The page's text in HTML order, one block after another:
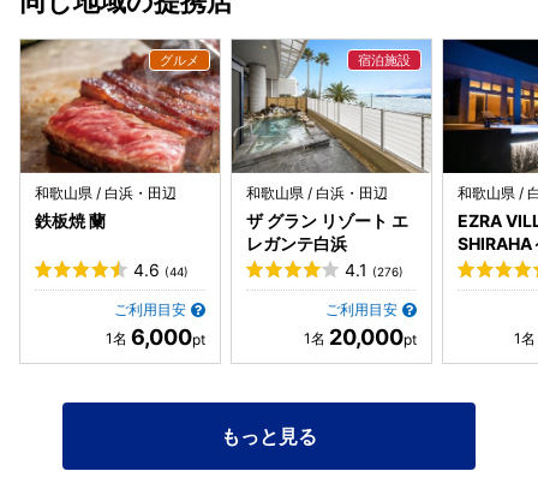
和歌山県 / 白浜・田辺
鉄板焼 蘭
4.6 (44)
ご利用目安
6,000
和歌山県 / 白浜・田辺
ザ グラン リゾート エ
レガンテ白浜
4.1 (276)
ご利用目安
20,000
和歌山県 /
EZRA
SHIRAHA
もっと見る